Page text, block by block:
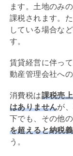
ます。土地のみ
課税されます。
している場合な
す。
賃貸経営に伴っ
動産管理会社への
消費税は課税売
はありませんが
下でも、その他
を超えると納税
う。